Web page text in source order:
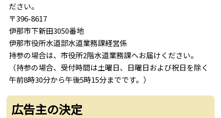
ださい。
〒396-8617
伊那市下新田3050番地
伊那市役所水道部水道業務課経営係
持参の場合は、市役所2階水道業務課へお届けください。
（持参の場合、受付時間は土曜日、日曜日および祝日を除く
午前8時30分から午後5時15分までです。）
広告主の決定